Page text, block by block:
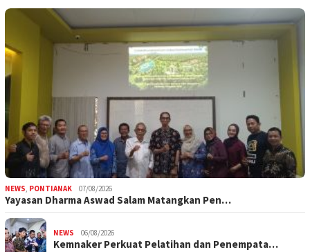
NEWS, PONTIANAK 07/08/2026
Yayasan Dharma Aswad Salam Matangkan Pen…
NEWS 06/08/2026
Kemnaker Perkuat Pelatihan dan Penempata…